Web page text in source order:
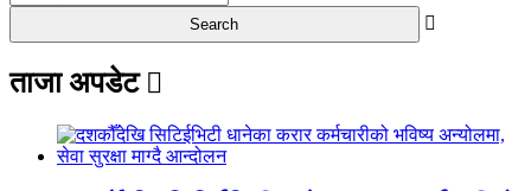
ताजा अपडेट